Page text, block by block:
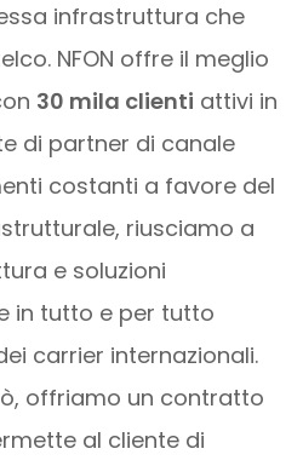
infrastruttura che
NFON offre il meglio
30 mila clienti attivi in
di partner di canale
costanti a favore del
riusciamo a
e soluzioni
in tutto e per tutto
carrier internazionali.
offriamo un contratto
al cliente di